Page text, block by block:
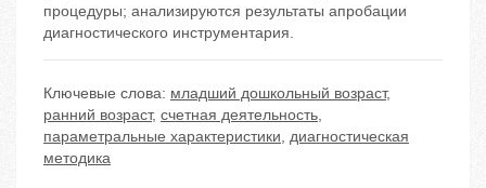
процедуры; анализируются результаты апробации
диагностического инструментария.
Ключевые слова: младший дошкольный возраст,
ранний возраст, счетная деятельность,
параметральные характеристики, диагностическая
методика